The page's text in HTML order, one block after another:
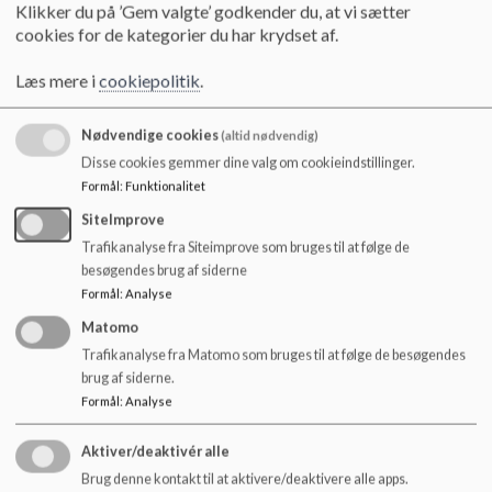
Udkast til årshjul (se bilag) Rykkes til næste gang
Midlertidigt princip for meddelelsesbog/beslutning (se bilag)
Udkastet drøftes. Princippet justeres. Hvordan vi får en
tilbagemelding fra de øvrige fag, vil være en del af drøftelserne til
skole-hjem-princippet. Vi har en blank stemme. Princippet er
Indledende refleksion ang. Skole-hjem – rykkes til næste gang
Økonomi
Birgitte (administrativ leder) og Maike (skoleleder) har afgivet
Klikker du på ’Gem valgte’ godkender du, at vi sætter
cookies for de kategorier du har krydset af.
Læs mere icookiepolitik.
Nødvendige cookies(altid nødvendig)
Disse cookies gemmer dine valg om cookieindstillinger.
Formål: Funktionalitet
SiteImprove
Trafikanalyse fra Siteimprove som bruges til at følge de
besøgendes brug af siderne
Formål: Analyse
Matomo
Trafikanalyse fra Matomo som bruges til at følge de besøgendes
brug af siderne.
Formål: Analyse
Aktiver/deaktivér alle
Brug denne kontakt til at aktivere/deaktivere alle apps.